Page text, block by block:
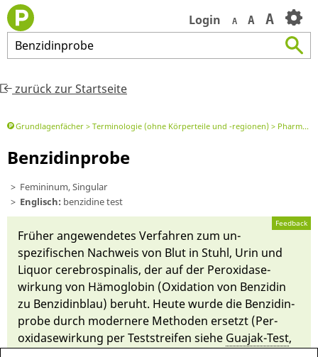
Login A A A
Benzidinprobe
zurück zur Startseite
Grundlagenfächer Terminologie (ohne Körperteile und -regionen) Pharmazeutischer Begriff
Benzidinprobe
Femininum, Singular
Englisch: benzidine test
Feedback
Früher an­gewen­detes Ver­fahren zum un­
spezifischen Nachweis von Blut in Stuhl, Urin und
Liquor cerebro­spina­lis, der auf der Per­oxidase­
wirkung von Hä­mo­globin (Oxidati­on von Ben­zidin
zu Ben­zidin­blau) beruht. Heu­te wur­de die Ben­zidin­
probe durch mo­der­ne­re Methoden er­setzt (Per­
oxidase­wirkung per Test­streifen siehe Gua­jak-Test,